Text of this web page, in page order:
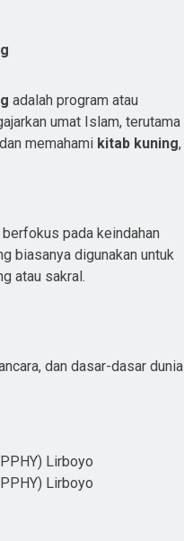
adalah program atau
umat Islam, terutama
memahami kitab kuning,
pada keindahan
biasanya digunakan untuk
atau sakral.
dan dasar-dasar dunia